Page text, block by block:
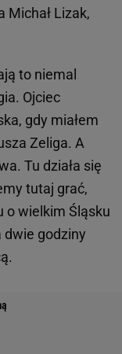
Lizak,
to niemal
Ojciec
gdy miałem
Zeliga. A
Tu działa się
tutaj grać,
o wielkim Śląsku
dwie godziny